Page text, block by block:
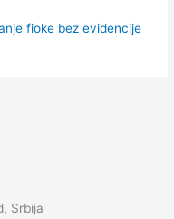
fioke bez evidencije
Srbija